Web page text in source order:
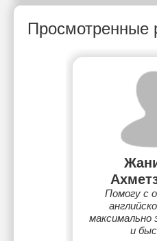
Просмотренные
Помогу с
и